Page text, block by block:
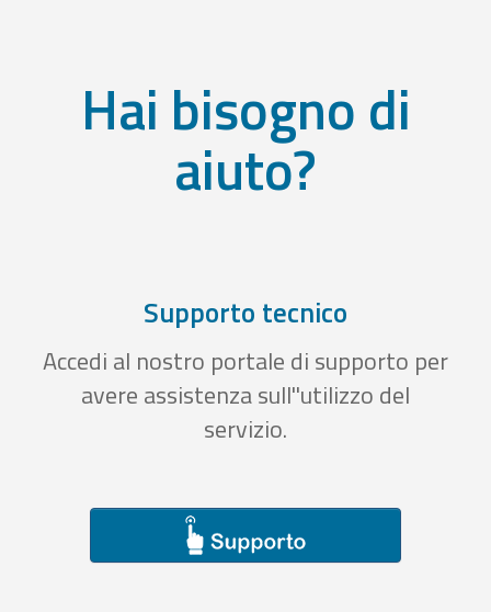
Hai bisogno di
aiuto?
Supporto tecnico
Accedi al nostro portale di supporto per
avere assistenza sull''utilizzo del
servizio.